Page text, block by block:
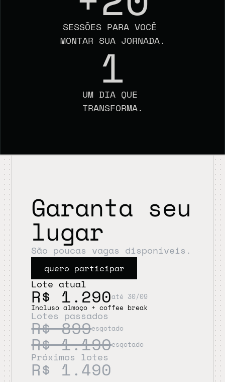
SESSÕES PARA VOCÊ
MONTAR SUA JORNADA.
1
UM DIA QUE
TRANSFORMA.
Garanta seu
lugar
quero participar
Lote atual
R$ 1.290até 30/09
Incluso almoço + coffee break
Lotes passados
R$ 899esgotado
R$ 1.190esgotado
Próximos lotes
R$ 1.490